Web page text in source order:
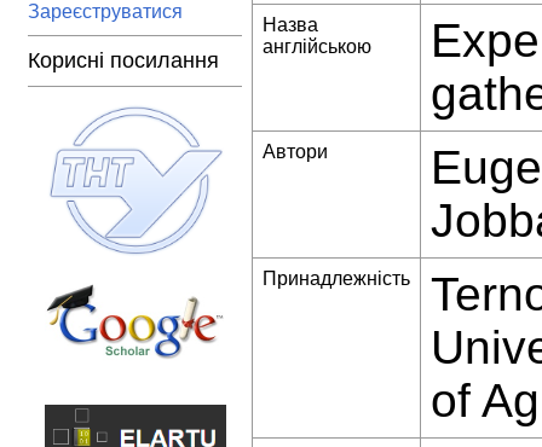
Зареєструватися
Корисні посилання
Назва
англійською
Автори
Принадлежність
of